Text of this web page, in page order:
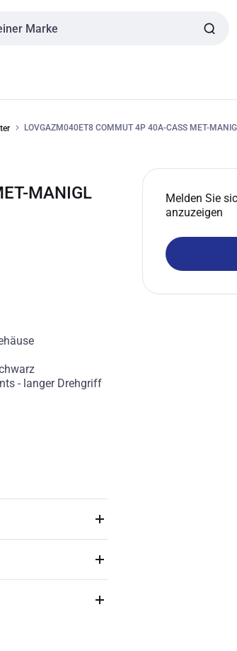
LOVGAZM040ET8 COMMUT 4P 40A-CASS MET-
MANIGL
Melden Sie
anzuzeigen
- langer Drehgriff